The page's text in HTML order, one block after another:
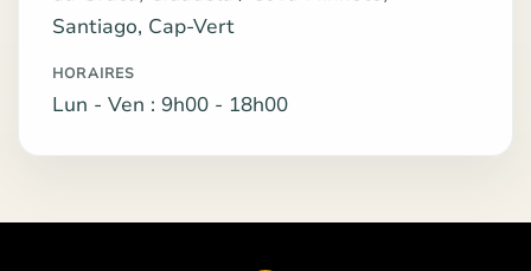
Santiago, Cap-Vert
HORAIRES
Lun - Ven : 9h00 - 18h00